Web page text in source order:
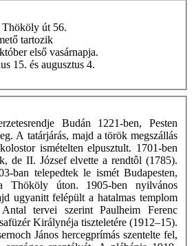
Thököly út 56.
tartozik
október első vasárnapja.
március 15. és augusztus 4.
Budán 1221-ben, Pesten
A tatárjárás, majd a török megszállás
ismételten elpusztult. 1701-ben
de II. József elvette a rendtôl (1785).
ban telepedtek le ismét Budapesten,
Thököly úton. 1905-ben nyilvános
ugyanitt felépült a hatalmas templom
tervei szerint Paulheim Ferenc
Királynéja tiszteletére (1912–15).
János hercegprímás szentelte fel,